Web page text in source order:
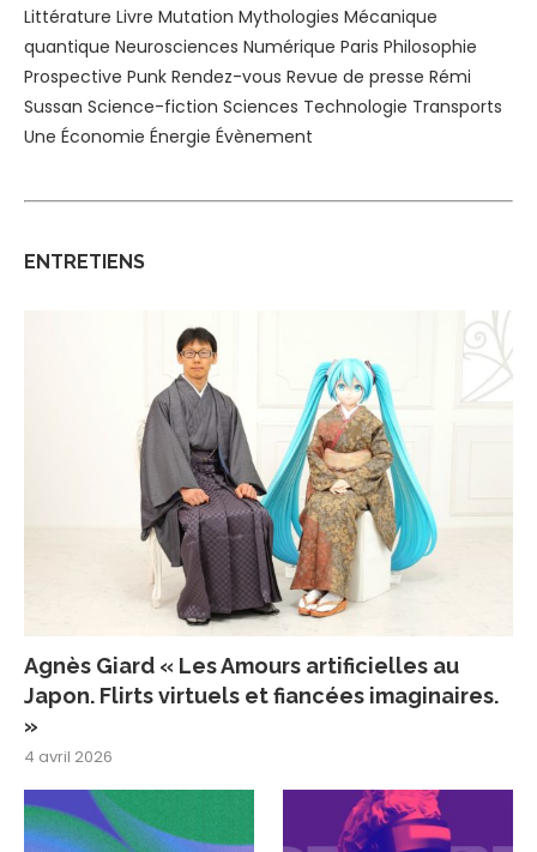
Littérature Livre Mutation Mythologies Mécanique
quantique Neurosciences Numérique Paris Philosophie
Prospective Punk Rendez-vous Revue de presse Rémi
Sussan Science-fiction Sciences Technologie Transports
Une Économie Énergie Évènement
ENTRETIENS
Agnès Giard « Les Amours artificielles au
Japon. Flirts virtuels et fiancées imaginaires.
»
4 avril 2026